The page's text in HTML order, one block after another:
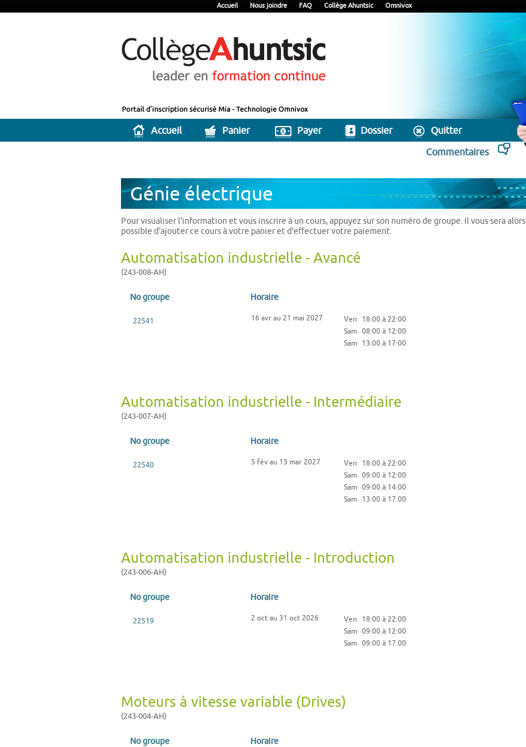
Accueil Nous joindre FAQ Collège Ahuntsic Omnivox
Accueil Panier Payer Dossier
Quitter
Commentaires
Génie électrique
Pour visualiser l'information et vous inscrire à un cours, appuyez sur son numéro de groupe. Il vous sera alors
possible d'ajouter ce cours à votre panier et d'effectuer votre paiement.
Automatisation industrielle - Avancé
(243-008-AH)
No groupe Horaire
22541 16 avr au 21 mai 2027 Ven
18:00 à 22:00
Sam 08:00 à 12:00
Sam 13:00 à 17:00
Automatisation industrielle - Intermédiaire
(243-007-AH)
No groupe Horaire
22540 5 fév au 13 mar 2027 Ven
18:00 à 22:00
Sam 09:00 à 12:00
Sam 09:00 à 14:00
Sam 13:00 à 17:00
Automatisation industrielle - Introduction
(243-006-AH)
No groupe Horaire
22519 2 oct au 31 oct 2026 Ven
18:00 à 22:00
Sam 09:00 à 12:00
Sam 09:00 à 17:00
Moteurs à vitesse variable (Drives)
(243-004-AH)
No groupe Horaire